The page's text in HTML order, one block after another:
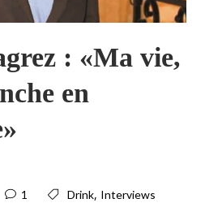
: «Ma vie,
en
1 Drink, Interviews